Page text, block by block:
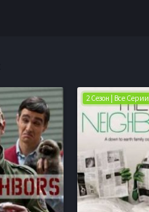
2 Сезон | Все Серии